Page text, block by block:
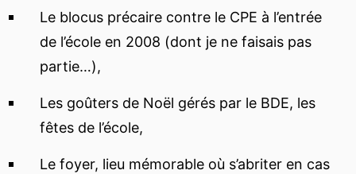
Le blocus précaire contre le CPE à l’entrée
de l’école en 2008 (dont je ne faisais pas
partie…),
Les goûters de Noël gérés par le BDE, les
fêtes de l’école,
Le foyer, lieu mémorable où s’abriter en cas